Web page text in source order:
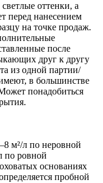
оттенки, а
перед нанесением
на точке продаж.
после
друг к другу
из одной партии/
в большинстве
понадобиться
м²/л по неровной
по ровной
основаниях
пробной